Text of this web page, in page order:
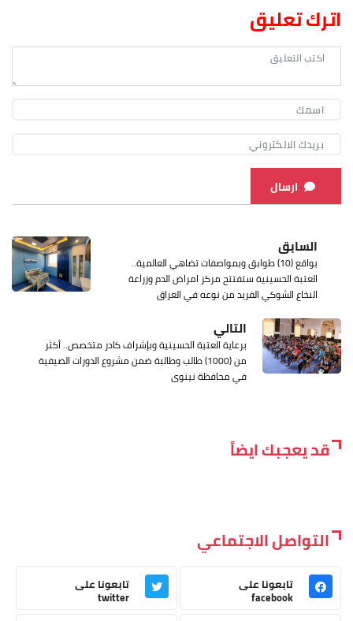
اترك تعليق
ارسال
السابق
بواقع (10) طوابق وبمواصفات تضاهي العالمية..
العتبة الحسينية ستفتتح مركز امراض الدم وزراعة
النخاع الشوكي الفريد من نوعه في العراق
التالي
برعاية العتبة الحسينية وبإشراف كادر متخصص.. أكثر
من (1000) طالب وطالبة ضمن مشروع الدورات الصيفية
في محافظة نينوى
قد يعجبك ايضاً
التواصل الاجتماعي
تابعونا على
facebook
تابعونا على
twitter